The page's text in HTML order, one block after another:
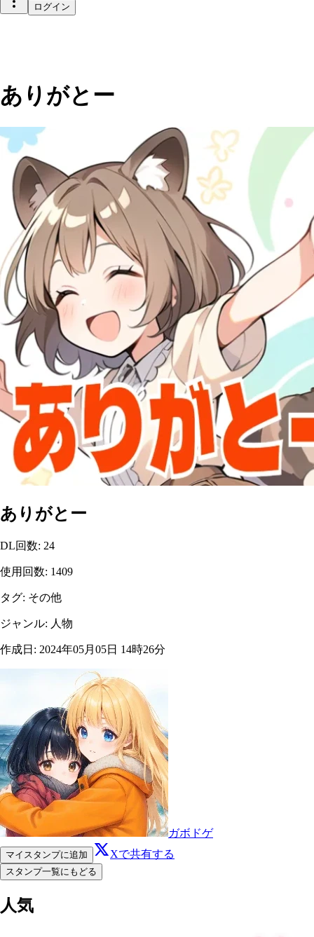
ログイン
ありがとー
ありがとー
DL回数: 24
使用回数: 1409
タグ: その他
ジャンル: 人物
作成日 : 2024年05月05日 14時26分
ガボドゲ
マイスタンプに追加 Xで共有する
スタンプ一覧にもどる
人気